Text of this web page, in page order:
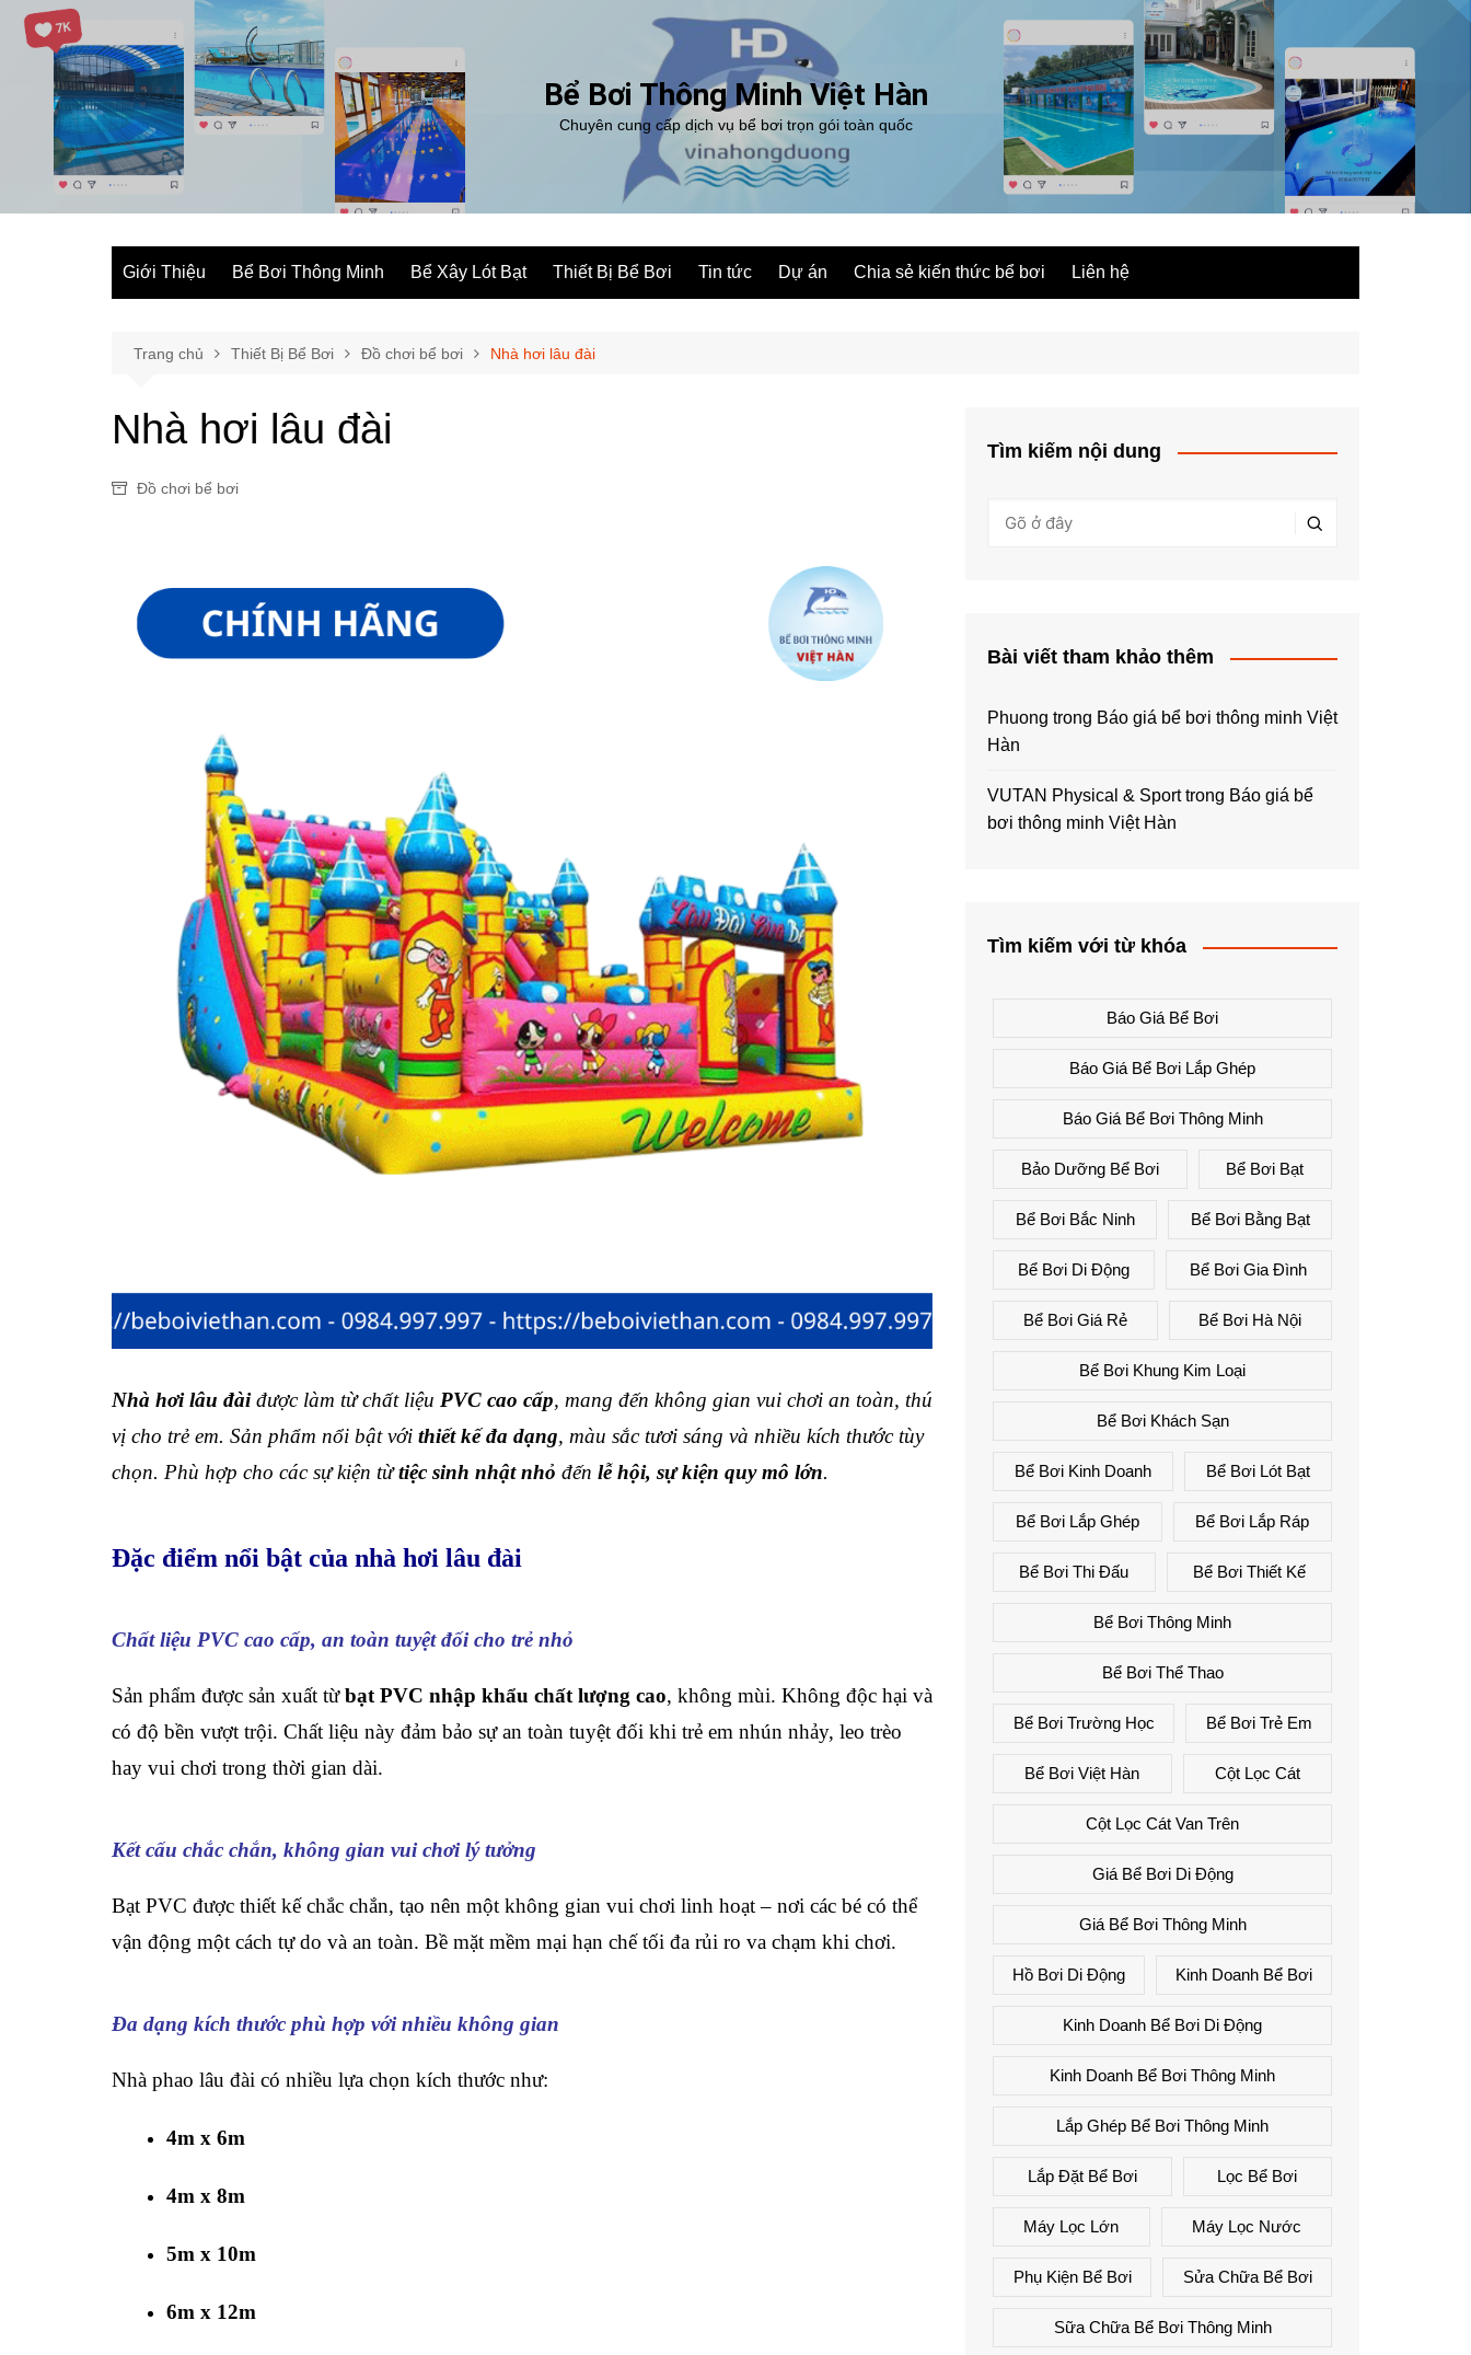
Chuyển
đến
Bể Bơi Thông Minh Việt Hàn
Chuyên cung cấp dịch vụ bể bơi trọn gói toàn quốc
Giới Thiệu Bể Bơi Thông Minh Bể Xây Lót Bạt Thiết Bị Bể Bơi Tin tức Dự án Chia sẻ kiến thức bể bơi Liên hệ
Trang chủ Thiết Bị Bể Bơi Đồ chơi bể bơi Nhà hơi lâu đài
Nhà hơi lâu đài
Đồ chơi bể bơi
Nhà hơi lâu đàiđược làm từ chất liệu PVC cao cấp, mang đến không gian vui chơi an toàn, thú
vị cho trẻ em. Sản phẩm nổi bật với thiết kế đa dạng, màu sắc tươi sáng và nhiều kích thước tùy
chọn. Phù hợp cho các sự kiện từtiệc sinh nhật nhỏ đến lễ hội, sự kiện quy mô lớn.
Đặc điểm nổi bật của nhà hơi lâu đài
Chất liệu PVC cao cấp, an toàn tuyệt đối cho trẻ nhỏ
Sản phẩm được sản xuất từbạt PVC nhập khẩu chất lượng cao, không mùi. Không độc hại và
có độ bền vượt trội. Chất liệu này đảm bảo sự an toàn tuyệt đối khi trẻ em nhún nhảy, leo trèo
hay vui chơi trong thời gian dài.
Kết cấu chắc chắn, không gian vui chơi lý tưởng
Bạt PVC được thiết kế chắc chắn, tạo nên một không gian vui chơi linh hoạt – nơi các bé có thể
vận động một cách tự do và an toàn. Bề mặt mềm mại hạn chế tối đa rủi ro va chạm khi chơi.
Đa dạng kích thước phù hợp với nhiều không gian
Nhà phao lâu đài có nhiều lựa chọn kích thước như:
4m x 6m
4m x 8m
5m x 10m
6m x 12m
Tìm kiếm nội dung
Bài viết tham khảo thêm
Phuong trong Báo giá bể bơi thông minh Việt
Hàn
VUTAN Physical & Sporttrong Báo giá bể
bơi thông minh Việt Hàn
Tìm kiếm với từ khóa
Báo Giá Bể Bơi
Báo Giá Bể Bơi Lắp Ghép
Báo Giá Bể Bơi Thông Minh
Bảo Dưỡng Bể Bơi Bể Bơi Bạt
Bể Bơi Bắc Ninh Bể Bơi Bằng Bạt
Bể Bơi Di Động Bể Bơi Gia Đình
Bể Bơi Giá Rẻ Bể Bơi Hà Nội
Bể Bơi Khung Kim Loại
Bể Bơi Khách Sạn
Bể Bơi Kinh Doanh Bể Bơi Lót Bạt
Bể Bơi Lắp Ghép Bể Bơi Lắp Ráp
Bể Bơi Thi Đấu Bể Bơi Thiết Kế
Bể Bơi Thông Minh
Bể Bơi Thể Thao
Bể Bơi Trường Học Bể Bơi Trẻ Em
Bể Bơi Việt Hàn Cột Lọc Cát
Cột Lọc Cát Van Trên
Giá Bể Bơi Di Động
Giá Bể Bơi Thông Minh
Hồ Bơi Di Động Kinh Doanh Bể Bơi
Kinh Doanh Bể Bơi Di Động
Kinh Doanh Bể Bơi Thông Minh
Lắp Ghép Bể Bơi Thông Minh
Lắp Đặt Bể Bơi Lọc Bể Bơi
Máy Lọc Lớn Máy Lọc Nước
Phụ Kiện Bể Bơi Sửa Chữa Bể Bơi
Sữa Chữa Bể Bơi Thông Minh